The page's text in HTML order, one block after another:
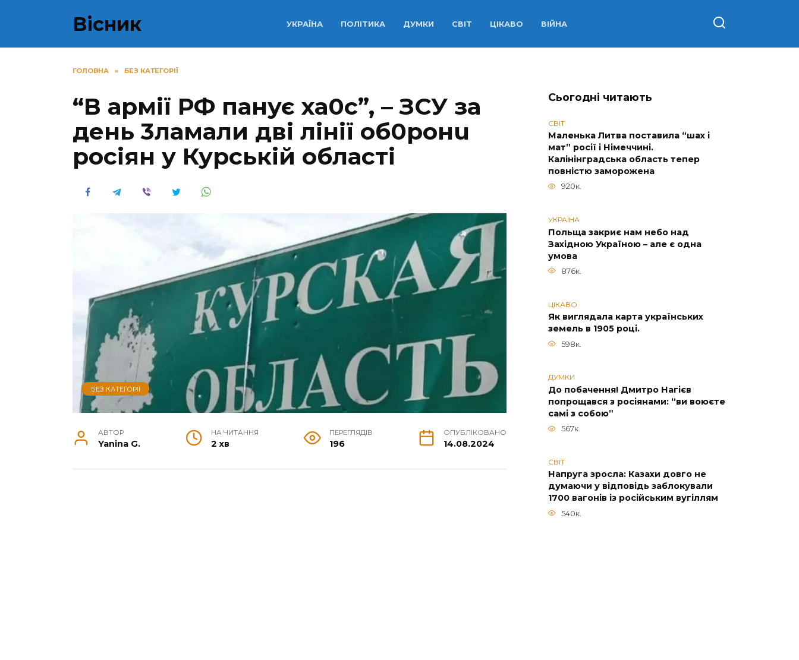
Вісник УКРАЇНА ПОЛІТИКА ДУМКИ СВІТ ЦІКАВО ВІЙНА
ГОЛОВНА » БЕЗ КАТЕГОРІЇ
“В аpмiї РФ панує ха0с”, – ЗСУ за
день 3ламали дві лінії об0ронu
росіян у Курській області
БЕЗ КАТЕГОРІЇ
АВТОР
Yanina G.
НА ЧИТАННЯ
2 хв
ПЕРЕГЛЯДІВ
196
ОПУБЛІКОВАНО
14.08.2024
Сьогодні читають
СВІТ
Маленька Литва поставила “шах і
мат” росії і Німеччині.
Калінінградська область тепер
повністю заморожена
920к.
УКРАЇНА
Польща закриє нам небо над
Західною Україною – але є одна
умова
876к.
ЦІКАВО
Як виглядала карта українських
земель в 1905 році.
598к.
ДУМКИ
До побачення! Дмитро Нагієв
попрощався з росіянами: “ви воюєте
самі з собою”
567к.
СВІТ
Напруга зросла: Казахи довго не
думаючи у відповідь заблокували
1700 вагонів із російським вугіллям
540к.